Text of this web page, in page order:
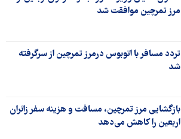
مرز تمرچین موافقت شد
تردد مسافر با اتوبوس درمرز تمرچین از سرگرفته
شد
بازگشایی مرز تمرچین، مسافت و هزینه سفر زائران
اربعین را کاهش می‌دهد